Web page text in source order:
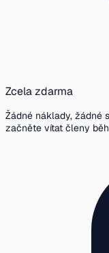
Zcela zdarma
Žádné náklady, žádné
začněte vítat členy